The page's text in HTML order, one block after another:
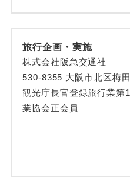
旅行企画・実施
株式会社阪急交通社
530-8355 大阪市北区梅
観光庁長官登録旅行業第
業協会正会員